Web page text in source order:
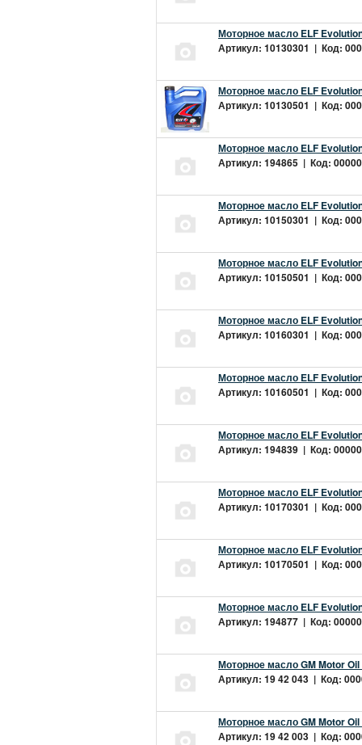
Моторное масло ELF
Артикул: 10130301 | Код:
Моторное масло ELF
Артикул: 10130501 | Код:
Моторное масло ELF
Артикул: 194865 | Код:
Моторное масло ELF
Артикул: 10150301 | Код:
Моторное масло ELF
Артикул: 10150501 | Код:
Моторное масло ELF
Артикул: 10160301 | Код:
Моторное масло ELF
Артикул: 10160501 | Код:
Моторное масло ELF
Артикул: 194839 | Код:
Моторное масло ELF
Артикул: 10170301 | Код:
Моторное масло ELF
Артикул: 10170501 | Код:
Моторное масло ELF
Артикул: 194877 | Код:
Моторное масло GM Motor Oil
Артикул: 19 42 043 | Код:
Моторное масло GM Motor
Артикул: 19 42 003 | Код: